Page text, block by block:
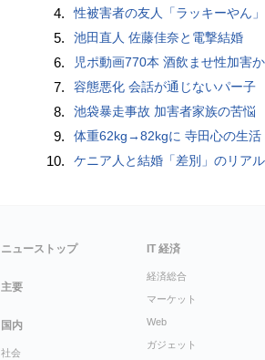
4. 性被害者の友人「ラッキーやん」
5. 池田直人 佐藤佳奈と電撃結婚
6. 児ポ動画770本 酒飲ませ性加害か
7. 容態悪化 会話が通じないパー子
8. 池袋暴走事故 加害者家族の苦悩
9. 体重62kg→82kgに 寺田心の生活
10. ケニア人と結婚「差別」のリアル
ニューストップ
主要
国内
社会
IT 経済
経済総合
マーケット
Web
ガジェット